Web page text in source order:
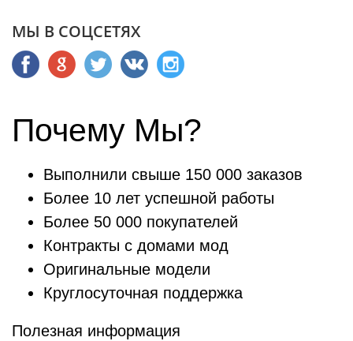
МЫ В СОЦСЕТЯХ
Почему Мы?
Выполнили свыше 150 000 заказов
Более 10 лет успешной работы
Более 50 000 покупателей
Контракты с домами мод
Оригинальные модели
Круглосуточная поддержка
Полезная информация